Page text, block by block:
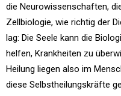
die Neurowissenschaften,
Zellbiologie, wie richtig der
lag: Die Seele kann die
helfen, Krankheiten zu
Heilung liegen also im
diese Selbstheilungskräfte